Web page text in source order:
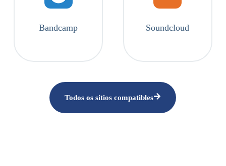
Bandcamp Soundcloud
Todos os sitios compatibles